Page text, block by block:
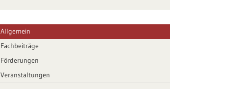
Allgemein
Fachbeiträge
Förderungen
Veranstaltungen